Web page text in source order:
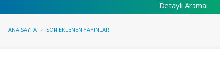
Detaylı Arama
ANA SAYFA SON EKLENEN YAYINLAR